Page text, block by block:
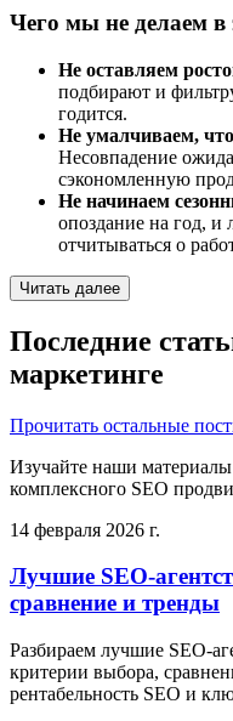
Чего мы не делаем в
Не оставляем
подбирают и
годится.
Не умалчиваем,
Несовпадение
сэкономленную
Не начинаем
опоздание на год, и
отчитываться о
Читать далее
Последние
маркетинге
Прочитать остальные
Изучайте наши
комплексного SEO
14 февраля 2026 г.
Лучшие SEO-
сравнение и тренды
Разбираем лучшие SEO-
критерии выбора,
рентабельность SEO и